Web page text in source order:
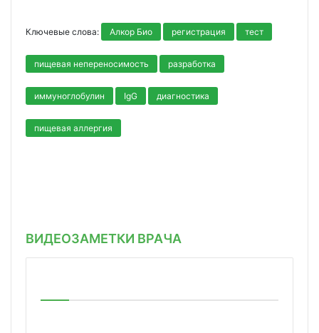
Ключевые слова: Алкор Био регистрация тест
пищевая непереносимость разработка
иммуноглобулин IgG диагностика
пищевая аллергия
ВИДЕОЗАМЕТКИ ВРАЧА